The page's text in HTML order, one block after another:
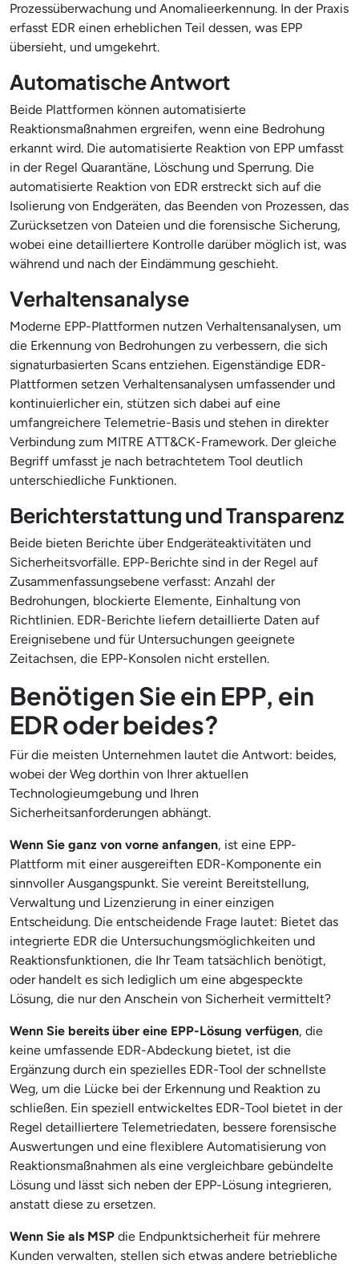
Prozessüberwachung und Anomalieerkennung. In der Praxis
erfasst EDR einen erheblichen Teil dessen, was EPP
übersieht, und umgekehrt.
Automatische Antwort
Beide Plattformen können automatisierte
Reaktionsmaßnahmen ergreifen, wenn eine Bedrohung
erkannt wird. Die automatisierte Reaktion von EPP umfasst
in der Regel Quarantäne, Löschung und Sperrung. Die
automatisierte Reaktion von EDR erstreckt sich auf die
Isolierung von Endgeräten, das Beenden von Prozessen, das
Zurücksetzen von Dateien und die forensische Sicherung,
wobei eine detailliertere Kontrolle darüber möglich ist, was
während und nach der Eindämmung geschieht.
Verhaltensanalyse
Moderne EPP-Plattformen nutzen Verhaltensanalysen, um
die Erkennung von Bedrohungen zu verbessern, die sich
signaturbasierten Scans entziehen. Eigenständige EDR-
Plattformen setzen Verhaltensanalysen umfassender und
kontinuierlicher ein, stützen sich dabei auf eine
umfangreichere Telemetrie-Basis und stehen in direkter
Verbindung zum MITRE ATT&CK-Framework. Der gleiche
Begriff umfasst je nach betrachtetem Tool deutlich
unterschiedliche Funktionen.
Berichterstattung und Transparenz
Beide bieten Berichte über Endgeräteaktivitäten und
Sicherheitsvorfälle. EPP-Berichte sind in der Regel auf
Zusammenfassungsebene verfasst: Anzahl der
Bedrohungen, blockierte Elemente, Einhaltung von
Richtlinien. EDR-Berichte liefern detaillierte Daten auf
Ereignisebene und für Untersuchungen geeignete
Zeitachsen, die EPP-Konsolen nicht erstellen.
Benötigen Sie ein EPP, ein
EDR oder beides?
Für die meisten Unternehmen lautet die Antwort: beides,
wobei der Weg dorthin von Ihrer aktuellen
Technologieumgebung und Ihren
Sicherheitsanforderungen abhängt.
Wenn Sie ganz von vorne anfangen, ist eine EPP-
Plattform mit einer ausgereiften EDR-Komponente ein
sinnvoller Ausgangspunkt. Sie vereint Bereitstellung,
Verwaltung und Lizenzierung in einer einzigen
Entscheidung. Die entscheidende Frage lautet: Bietet das
integrierte EDR die Untersuchungsmöglichkeiten und
Reaktionsfunktionen, die Ihr Team tatsächlich benötigt,
oder handelt es sich lediglich um eine abgespeckte
Lösung, die nur den Anschein von Sicherheit vermittelt?
Wenn Sie bereits über eine EPP-Lösung verfügen, die
keine umfassende EDR-Abdeckung bietet, ist die
Ergänzung durch ein spezielles EDR-Tool der schnellste
Weg, um die Lücke bei der Erkennung und Reaktion zu
schließen. Ein speziell entwickeltes EDR-Tool bietet in der
Regel detailliertere Telemetriedaten, bessere forensische
Auswertungen und eine flexiblere Automatisierung von
Reaktionsmaßnahmen als eine vergleichbare gebündelte
Lösung und lässt sich neben der EPP-Lösung integrieren,
anstatt diese zu ersetzen.
Wenn Sie als MSP die Endpunktsicherheit für mehrere
Kunden verwalten, stellen sich etwas andere betriebliche